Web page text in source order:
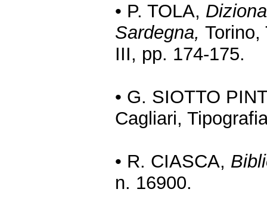
• P. TOLA,
Sardegna,
III, pp. 174-175.
• G. SIOTTO
Cagliari,
• R. CIASCA,
n. 16900.